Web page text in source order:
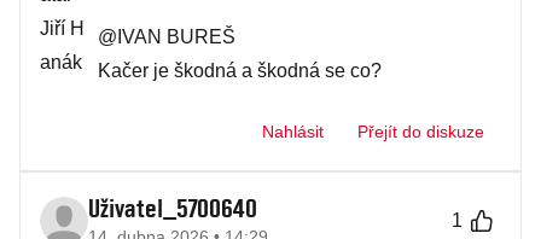
@IVAN BUREŠ
Kačer je škodná a škodná se co?
Nahlásit Přejít do diskuze
Uživatel_5700640 1